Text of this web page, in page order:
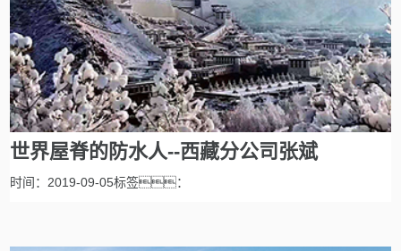
世界屋脊的防水人--西藏分公司张斌
时间：2019-09-05标签：